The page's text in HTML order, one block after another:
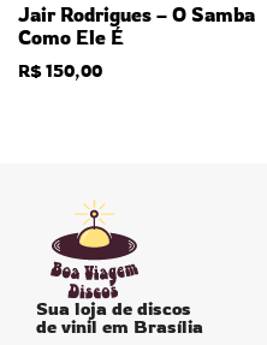
Jair Rodrigues – O Samba
Como Ele É
R$150,00
Sua loja de discos
de vinil em Brasília